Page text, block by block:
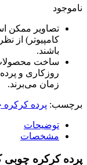
ناموجود
تصاویر ممکن
باشند.
زمان می‌برند.
برچسب: پرده کرکره چوبی
توضیحات
مشخصات
پرده کرکره چوبی کرم رنگ